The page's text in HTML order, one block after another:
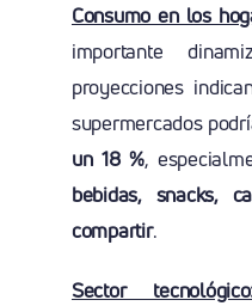
Consumo en los
importante
proyecciones
supermercados
un 18 %,
bebidas, snacks,
compartir.
Sector